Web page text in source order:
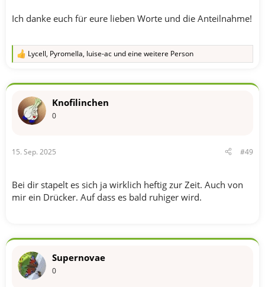
Ich danke euch für eure lieben Worte und die Anteilnahme!
R
k
o
:
Lycell, Pyromella, luise-ac und eine weitere Person
Knofilinchen
0
15. Sep. 2025 #49
Bei dir stapelt es sich ja wirklich heftig zur Zeit. Auch von
mir ein Drücker. Auf dass es bald ruhiger wird.
Supernovae
0